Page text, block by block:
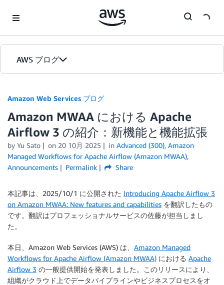
AWS ブログ
カテゴリ
エディション
Amazon Web Services ブログ
Amazon MWAA における Apache
Airflow 3 の紹介：新機能と機能拡張
by Yu Sato on 20 10月 2025 in Advanced (300), Amazon
Managed Workflows for Apache Airflow (Amazon MWAA),
Announcements
Permalink Share
本記事は、2025/10/1 に公開された Introducing Apache Airflow 3
on Amazon MWAA: New features and capabilities を翻訳したもの
です。翻訳はプロフェッショナルサービスの佐藤が担当しまし
た。
本日、Amazon Web Services (AWS) は、 Amazon Managed
Workflows for Apache Airflow (Amazon MWAA) における Apache
Airflow 3 の一般提供開始を発表しました。このリリースにより、
組織がクラウド上でデータパイプラインやビジネスプロセスをオ